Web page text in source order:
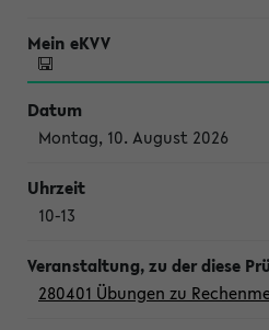
Montag, 10. August 2026
10-13
280401 Übungen zu